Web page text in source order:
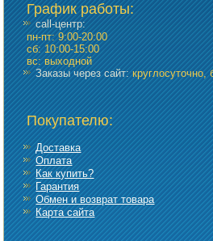
График работы:
call-центр:
пн-пт: 9:00-20:00
сб: 10:00-15:00
вс: выходной
Заказы через сайт:круглосуточно,
Покупателю:
Доставка
Оплата
Как купить?
Гарантия
Обмен и возврат товара
Карта сайта